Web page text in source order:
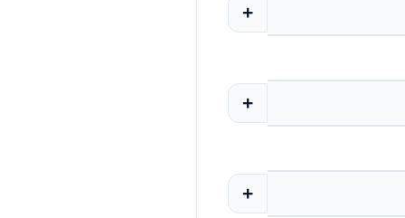
+
+
+